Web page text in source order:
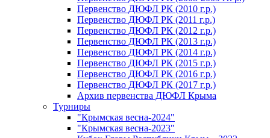
Первенство ДЮФЛ РК (2010 г.р.)
Первенство ДЮФЛ РК (2011 г.р.)
Первенство ДЮФЛ РК (2012 г.р.)
Первенство ДЮФЛ РК (2013 г.р.)
Первенство ДЮФЛ РК (2014 г.р.)
Первенство ДЮФЛ РК (2015 г.р.)
Первенство ДЮФЛ РК (2016 г.р.)
Первенство ДЮФЛ РК (2017 г.р.)
Архив первенства ДЮФЛ Крыма
Турниры
"Крымская весна-2024"
"Крымская весна-2023"